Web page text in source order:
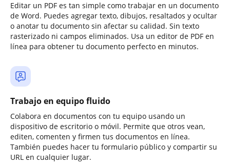
Editar un PDF es tan simple como trabajar en un documento
de Word. Puedes agregar texto, dibujos, resaltados y ocultar
o anotar tu documento sin afectar su calidad. Sin texto
rasterizado ni campos eliminados. Usa un editor de PDF en
línea para obtener tu documento perfecto en minutos.
Trabajo en equipo fluido
Colabora en documentos con tu equipo usando un
dispositivo de escritorio o móvil. Permite que otros vean,
editen, comenten y firmen tus documentos en línea.
También puedes hacer tu formulario público y compartir su
URL en cualquier lugar.